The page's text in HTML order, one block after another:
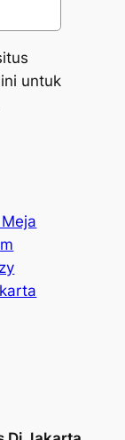
untuk